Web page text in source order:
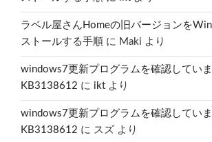
ラベル屋さんHomeの旧バージョンを
ストールする手順 に Maki より
windows7更新プログラムを確認してい
KB3138612 に ikt より
windows7更新プログラムを確認してい
KB3138612 に スズ より